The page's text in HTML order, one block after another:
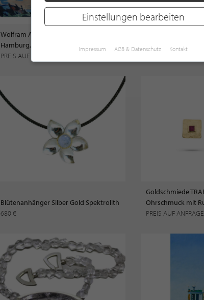
Wolfram Aust
Hamburg, Alster
PREIS AUF ANFRAGE
Blüten Ring
Blütenanhänger Silber Gold Spektrolith
680 €
PREIS AUF ANFRAGE
Einstellungen bearbeiten
Impressum AGB & Datenschutz Kontakt